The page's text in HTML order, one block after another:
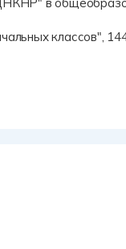
классов",